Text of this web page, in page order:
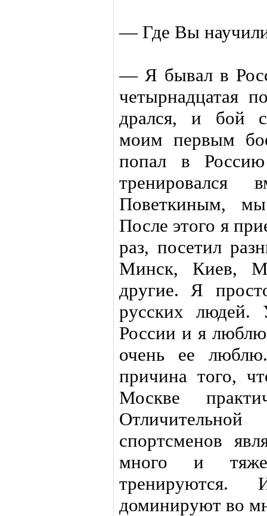
— Где Вы
— Я бывал в
четырнадцатая
дрался, и бой с
моим первым
попал в
тренировался
Поветкиным,
После этого я
раз, посетил
Минск, Киев,
другие. Я
русских
России и я
очень ее
причина того,
Москве
спортсменов
много и
доминируют во